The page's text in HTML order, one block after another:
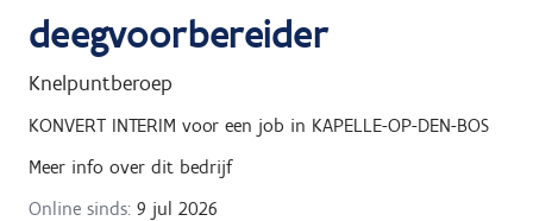
deegvoorbereider
Knelpuntberoep
KONVERT INTERIM voor een job in KAPELLE-OP-DEN-BOS
Meer info over dit bedrijf
Online sinds: 9 jul 2026